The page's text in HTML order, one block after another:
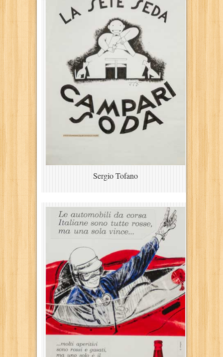
Sergio Tofano